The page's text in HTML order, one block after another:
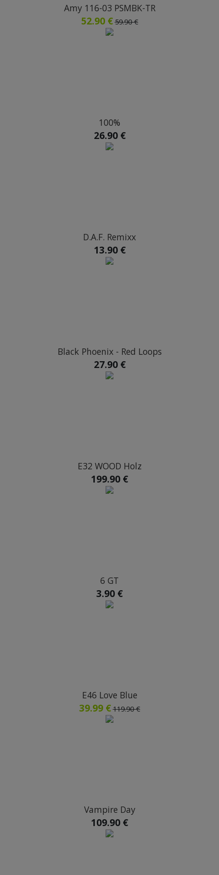
Amy 116-03 PSMBK-TR
52.90 € 59.90 €
100%
26.90 €
D.A.F. Remixx
13.90 €
Black Phoenix - Red Loops
27.90 €
E32 WOOD Holz
199.90 €
6 GT
3.90 €
E46 Love Blue
39.99 € 119.90 €
Vampire Day
109.90 €